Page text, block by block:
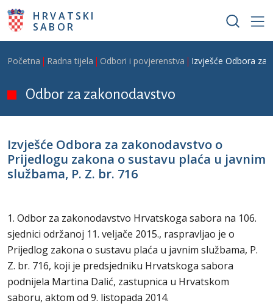
Skoči na glavni sadržaj
HRVATSKI
SABOR
Breadcrumb
Početna Radna tijela Odbori i povjerenstva Izvješće Odbora za
Odbor za zakonodavstvo
Izvješće Odbora za zakonodavstvo o
Prijedlogu zakona o sustavu plaća u javnim
službama, P. Z. br. 716
1. Odbor za zakonodavstvo Hrvatskoga sabora na 106.
sjednici održanoj 11. veljače 2015., raspravljao je o
Prijedlog zakona o sustavu plaća u javnim službama, P.
Z. br. 716, koji je predsjedniku Hrvatskoga sabora
podnijela Martina Dalić, zastupnica u Hrvatskom
saboru, aktom od 9. listopada 2014.